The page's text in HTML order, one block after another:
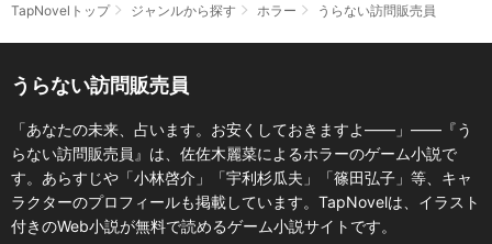
TapNovelトップ ジャンルから探す ホラー うらない訪問販売員
うらない訪問販売員
「あなたの未来、占います。お安くしておきますよ――」――『う
らない訪問販売員』は、佐佐木麗菜によるホラーのゲーム小説で
す。あらすじや「小林啓介」「宇利杉瓜夫」「篠田弘子」等、キャ
ラクターのプロフィールも掲載しています。TapNovelは、イラスト
付きのWeb小説が無料で読めるゲーム小説サイトです。